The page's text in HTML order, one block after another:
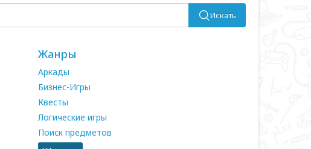
Искать
Жанры
Аркады
Бизнес-Игры
Квесты
Логические игры
Поиск предметов